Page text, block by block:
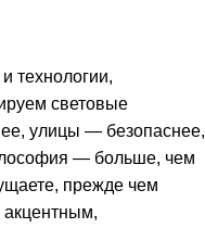
технологии,
световые
улицы — безопаснее,
— больше, чем
прежде чем